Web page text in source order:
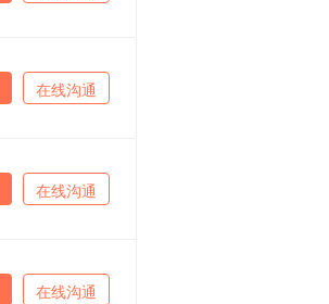
在线沟通
在线沟通
在线沟通